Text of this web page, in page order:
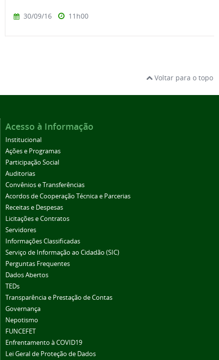
30/09/16 11h00
Voltar para o topo
Acesso à Informação
Institucional
Ações e Programas
Participação Social
Auditorias
Convênios e Transferências
Acordos de Cooperação Técnica e Parcerias
Receitas e Despesas
Licitações e Contratos
Servidores
Informações Classificadas
Serviço de Informação ao Cidadão (SIC)
Perguntas Frequentes
Dados Abertos
TEDs
Transparência e Prestação de Contas
Governança
Nepotismo
FUNCEFET
Enfrentamento à COVID19
Lei Geral de Proteção de Dados